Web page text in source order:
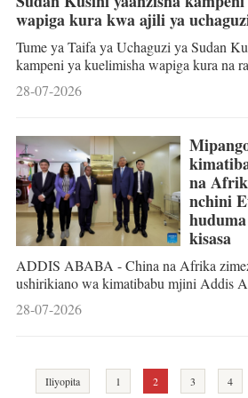
2026
dhahabu
Kisayansi, Kiufundi na Kiteknolojia
umekutanisha wajumbe wa CBD kwa
mikakati inayolenga kuzuia na
wapiga kura kwa ajili ya
Tume ya Taifa ya Uchaguzi ya Sudan
kampeni ya kuelimisha wapiga kura na
Jumatatu, ili kufanya maandalizi kwa ajili
utakaofanyika tarehe 22 Desemba, hatua
kitaifa nchini humo tangu nchi hiyo
2011. Mwenyekiti wa NEC Abednego
kampeni hiyo inalenga kuelimisha watu
kura juu ya mchakato wa kujiand
28-07-2026
na
nchini
kisasa
ADDIS ABABA - China na Afrika
ushirikiano wa kimatibabu mjini Addis
Ethiopia jana Jumatatu, inayolenga
umma barani humo kuwa za kisasa, ikiwa
Hospitali ya Xiangya ya Chuo Kikuu
Hospitali Kuu ya Silk Road ya Addis
28-07-2026
Iliyopita 1 2 3 4